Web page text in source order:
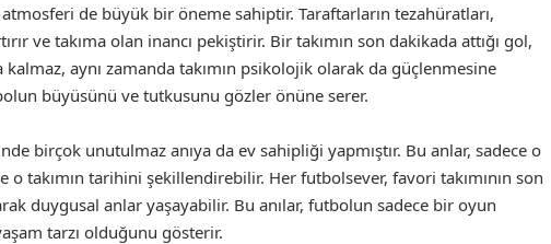
atmosferi de büyük bir öneme sahiptir. Taraftarların tezahüratları,
ve takıma olan inancı pekiştirir. Bir takımın son dakikada attığı gol,
aynı zamanda takımın psikolojik olarak da güçlenmesine
büyüsünü ve tutkusunu gözler önüne serer.
birçok unutulmaz anıya da ev sahipliği yapmıştır. Bu anlar, sadece o
o takımın tarihini şekillendirebilir. Her futbolsever, favori takımının son
duygusal anlar yaşayabilir. Bu anılar, futbolun sadece bir oyun
tarzı olduğunu gösterir.